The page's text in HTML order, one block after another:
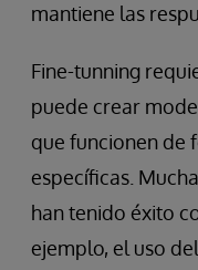
mantiene las
Fine-tunning
puede crear
que funcionen de
específicas.
han tenido éxito
ejemplo, el uso